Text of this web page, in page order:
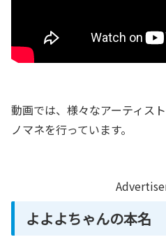
動画では、様々なアーティス
ノマネを行っています。
よよよちゃんの本名